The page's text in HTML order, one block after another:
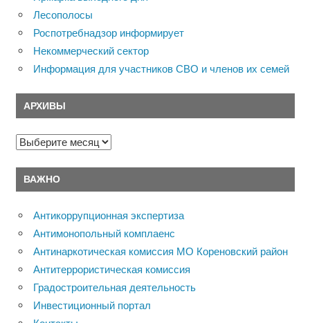
Лесополосы
Роспотребнадзор информирует
Некоммерческий сектор
Информация для участников СВО и членов их семей
АРХИВЫ
Архивы
ВАЖНО
Антикоррупционная экспертиза
Антимонопольный комплаенс
Антинаркотическая комиссия МО Кореновский район
Антитеррористическая комиссия
Градостроительная деятельность
Инвестиционный портал